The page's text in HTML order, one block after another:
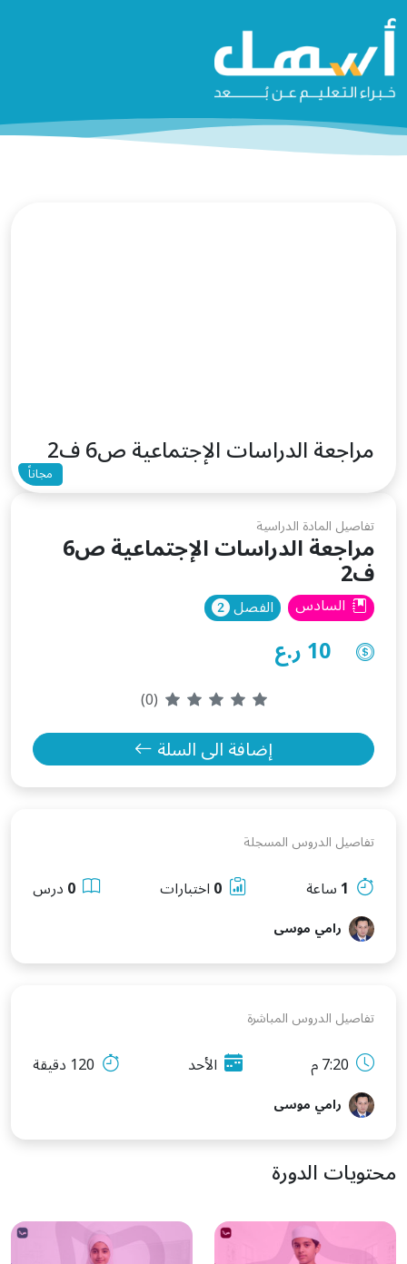
مراجعة الدراسات الإجتماعية ص6 ف2
مجاناً
تفاصيل المادة الدراسية
مراجعة الدراسات الإجتماعية ص6
ف2
السادس الفصل
10 ر.ع
(0)
إضافة الى السلة
تفاصيل الدروس المسجلة
1ساعة 0اختبارات 0درس
رامي موسى
تفاصيل الدروس المباشرة
الأحد
رامي موسى
محتويات الدورة